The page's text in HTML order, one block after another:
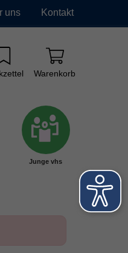
uns Kontakt
Warenkorb
Junge vhs